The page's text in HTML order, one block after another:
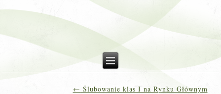
← Ślubowanie klas I na Rynku Głównym